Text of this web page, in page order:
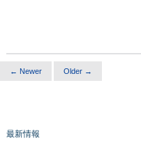
← Newer Older →
最新情報